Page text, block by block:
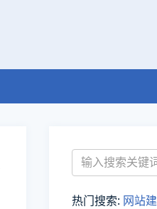
热门搜索: 网站